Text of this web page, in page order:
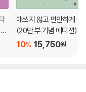
애쓰지 않고 편안하게
(20만 부 기념 에디션)
15,750원
10%